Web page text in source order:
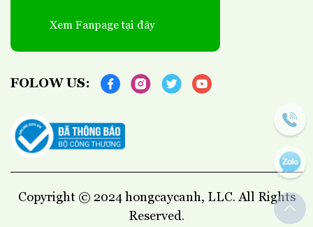
Xem Fanpage tại đây
FOLOW US:
Copyright © 2024 hongcaycanh, LLC. All Rights
Reserved.